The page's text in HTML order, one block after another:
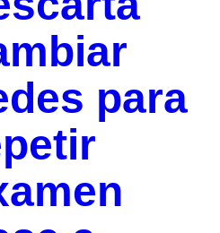
para